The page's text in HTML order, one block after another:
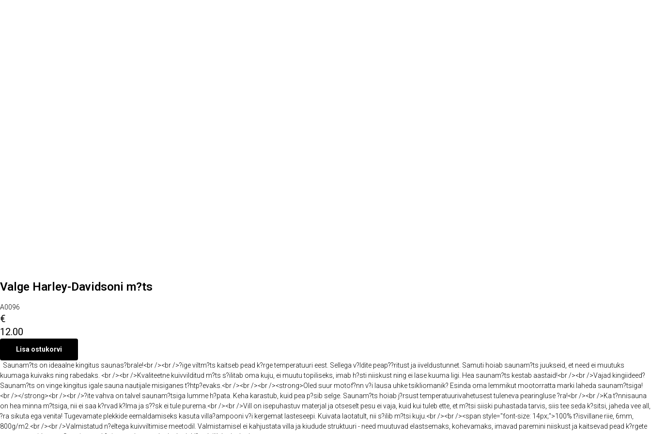
Valge Harley-Davidsoni m?ts
A0096
€
12.00
Lisa ostukorvi
Saunam?ts on ideaalne kingitus saunas?brale!<br /><br />?ige viltm?ts kaitseb pead k?rge temperatuuri eest. Sellega v?ldite peap??ritust ja iiveldustunnet. Samuti hoiab saunam?ts juukseid, et need ei muutuks
kuumaga kuivaks ning rabedaks. <br /><br />Kvaliteetne kuivvilditud m?ts s?ilitab oma kuju, ei muutu topiliseks, imab h?sti niiskust ning ei lase kuuma ligi. Hea saunam?ts kestab aastaid!<br /><br />Vajad kingiideed?
Saunam?ts on vinge kingitus igale sauna nautijale misiganes t?htp?evaks.<br /><br /><br /><strong>Oled suur motof?nn v?i lausa uhke tsikliomanik? Esinda oma lemmikut mootorratta marki laheda saunam?tsiga!
<br /></strong><br /><br />?ite vahva on talvel saunam?tsiga lumme h?pata. Keha karastub, kuid pea p?sib selge. Saunam?ts hoiab j?rsust temperatuurivahetusest tuleneva pearingluse ?ra!<br /><br />Ka t?nnisauna
on hea minna m?tsiga, nii ei saa k?rvad k?lma ja s??sk ei tule purema.<br /><br />Vill on isepuhastuv materjal ja otseselt pesu ei vaja, kuid kui tuleb ette, et m?tsi siiski puhastada tarvis, siis tee seda k?sitsi, jaheda vee all,
?ra sikuta ega venita! Tugevamate plekkide eemaldamiseks kasuta villa?ampooni v?i kergemat lasteseepi. Kuivata laotatult, nii s?ilib m?tsi kuju.<br /><br /><span style="font-size: 14px;">100% t?isvillane riie, 6mm,
800g/m2.<br /><br />Valmistatud n?eltega kuivviltimise meetodil. Valmistamisel ei kahjustata villa ja kiudude struktuuri - need muutuvad elastsemaks, kohevamaks, imavad paremini niiskust ja kaitsevad pead k?rgete